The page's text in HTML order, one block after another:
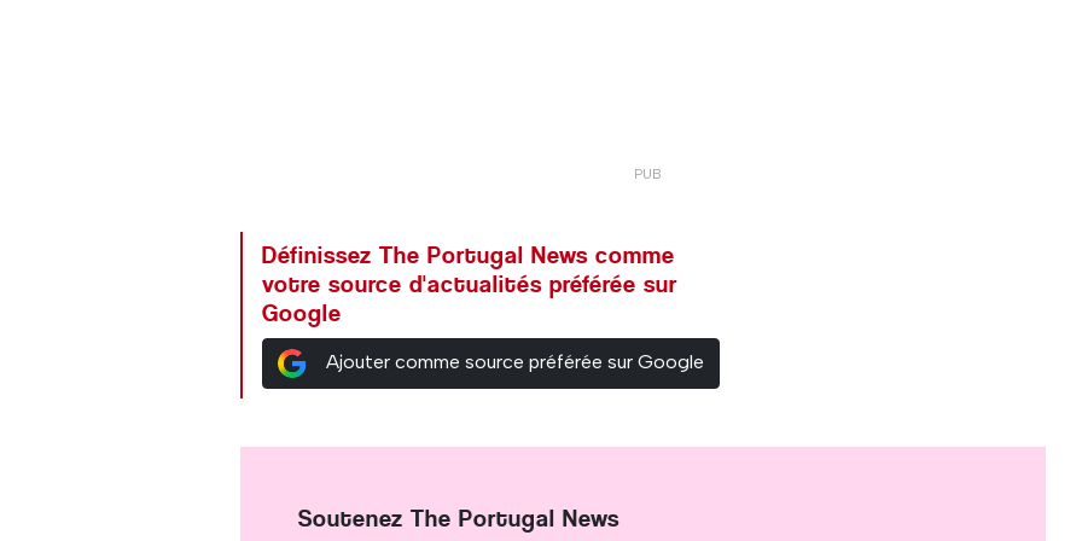
Définissez The Portugal News comme
votre source d'actualités préférée sur
Google
Ajouter comme source préférée sur Google
Soutenez The Portugal News